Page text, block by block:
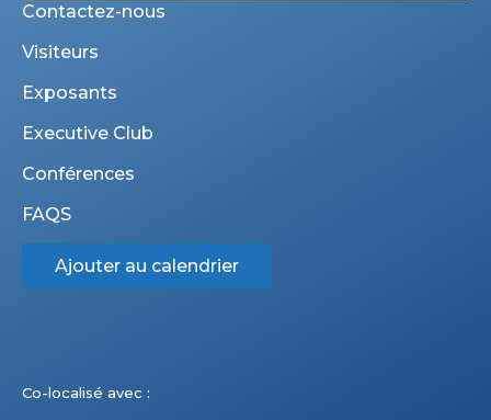
Contactez-nous
Visiteurs
Exposants
Executive Club
Conférences
FAQS
Ajouter au calendrier
Co-localisé avec :